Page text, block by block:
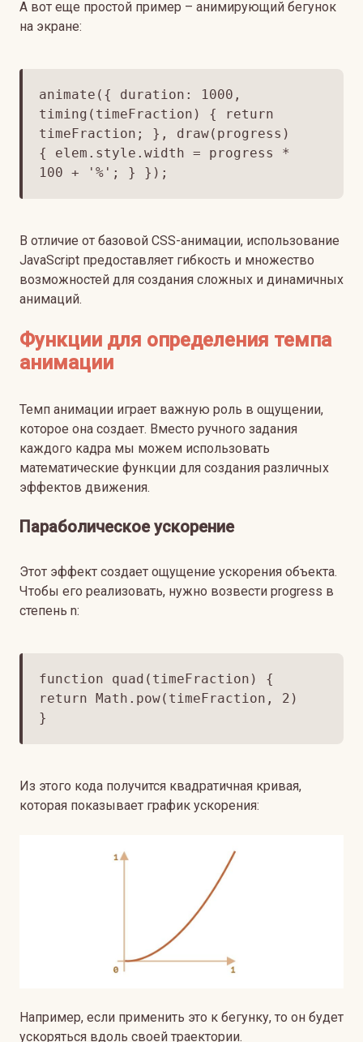
А вот еще простой пример – анимирующий бегунок
на экране:
animate({ duration: 1000,
timing(timeFraction) { return
timeFraction; }, draw(progress)
{ elem.style.width = progress *
100 + '%'; } });
В отличие от базовой CSS-анимации, использование
JavaScript предоставляет гибкость и множество
возможностей для создания сложных и динамичных
анимаций.
Функции для определения темпа
анимации
Темп анимации играет важную роль в ощущении,
которое она создает. Вместо ручного задания
каждого кадра мы можем использовать
математические функции для создания различных
эффектов движения.
Параболическое ускорение
Этот эффект создает ощущение ускорения объекта.
Чтобы его реализовать, нужно возвести progress в
степень n:
function quad(timeFraction) {
return Math.pow(timeFraction, 2)
}
Из этого кода получится квадратичная кривая,
которая показывает график ускорения:
Например, если применить это к бегунку, то он будет
ускоряться вдоль своей траектории.